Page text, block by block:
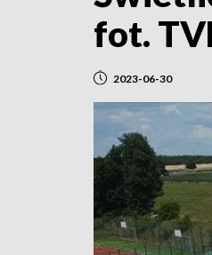
fot.
2023-06-30